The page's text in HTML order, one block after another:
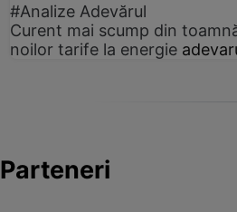
#Analize Adevărul
Curent mai scump din
noilor tarife la energie
Parteneri